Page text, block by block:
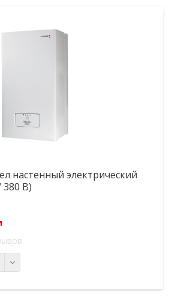
настенный электрический
380 В)